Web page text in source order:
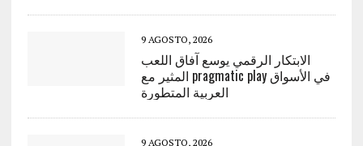
9 AGOSTO, 2026
الابتكار الرقمي يوسع آفاق اللعب
المثير مع pragmatic play في الأسواق
العربية المتطورة
9 AGOSTO, 2026